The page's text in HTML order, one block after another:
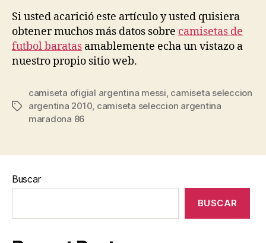
Si usted acarició este artículo y usted quisiera
obtener muchos más datos sobre camisetas de
futbol baratas amablemente echa un vistazo a
nuestro propio sitio web.
Etiquetas
camiseta ofigial argentina messi camiseta seleccion
argentina 2010 camiseta seleccion argentina
maradona 86
Buscar
BUSCAR